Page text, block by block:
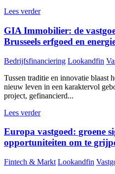
Lees verder
GIA Immobilier: de
Brusseels erfgoed en
Bedrijfsfinanciering Lookandfin
Tussen traditie en innovatie blaast
nieuw leven in een karaktervol
project, gefinancierd...
Lees verder
Europa vastgoed: groene
opportuniteiten om te
Fintech & Markt Lookandfin